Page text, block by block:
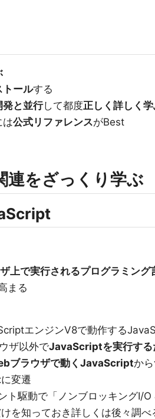
トールする
発と並行して都度正しく詳しく学
は公式リファレンスがBest
連をざっくり学ぶ
上で実行されるプログラミング
まる
エンジンV8で動作する
ザ以外でJavaScriptを実行する
ブラウザで動くJavaScriptから
に変遷
ト駆動で「ノンブロッキングI/
を知っておき詳しくは後々調